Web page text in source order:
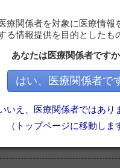
歯科技工機器 （5 件
その他の歯科用機器
その他の滅菌・殺菌
動物用機器関連製品
療関係者を対象に医療情報
る情報提供を目的としたも
あなたは医療関係者です
はい、医療関係者で
いえ、医療関係者ではあり
（トップページに移動しま